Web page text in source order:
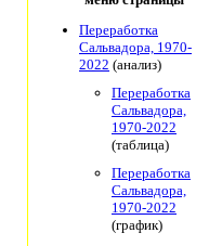
Переработка
Сальвадора, 1970-
2022 (анализ)
Переработка
Сальвадора,
1970-2022
(таблица)
Переработка
Сальвадора,
1970-2022
(график)